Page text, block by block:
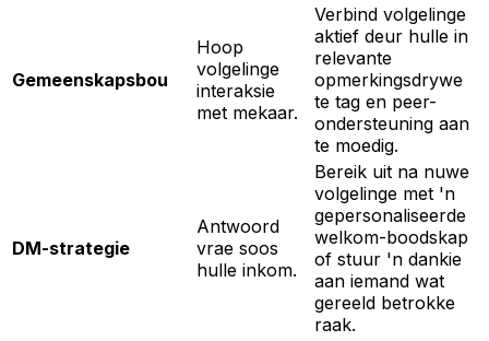
Gemeenskapsbou
Hoop
volgelinge
interaksie
met mekaar.
Verbind volgelinge
aktief deur hulle in
relevante
opmerkingsdrywe
te tag en peer-
ondersteuning aan
te moedig.
DM-strategie
Antwoord
vrae soos
hulle inkom.
Bereik uit na nuwe
volgelinge met 'n
gepersonaliseerde
welkom-boodskap
of stuur 'n dankie
aan iemand wat
gereeld betrokke
raak.